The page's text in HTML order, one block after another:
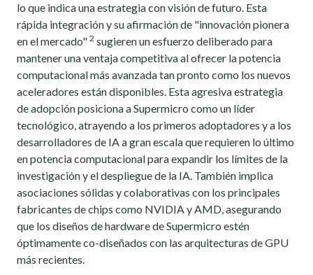
lo que indica una estrategia con visión de futuro. Esta
rápida integración y su afirmación de "innovación pionera
en el mercado" 2 sugieren un esfuerzo deliberado para
mantener una ventaja competitiva al ofrecer la potencia
computacional más avanzada tan pronto como los nuevos
aceleradores están disponibles. Esta agresiva estrategia
de adopción posiciona a Supermicro como un líder
tecnológico, atrayendo a los primeros adoptadores y a los
desarrolladores de IA a gran escala que requieren lo último
en potencia computacional para expandir los límites de la
investigación y el despliegue de la IA. También implica
asociaciones sólidas y colaborativas con los principales
fabricantes de chips como NVIDIA y AMD, asegurando
que los diseños de hardware de Supermicro estén
óptimamente co-diseñados con las arquitecturas de GPU
más recientes.